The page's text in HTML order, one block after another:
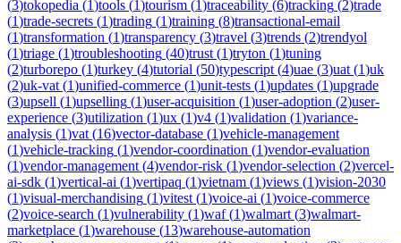
(3)tokopedia (1)tools (1)tourism (1)traceability (6)tracking (2)trade
(1)trade-secrets (1)trading (1)training (8)transactional-email
(1)transformation (1)transparency (3)travel (3)trends (2)trendyol
(1)triage (1)troubleshooting (40)trust (1)tryton (1)tuning
(2)turborepo (1)turkey (4)tutorial (50)typescript (4)uae (3)uat (1)uk
(2)uk-vat (1)unified-commerce (1)unit-tests (1)updates (1)upgrade
(3)upsell (1)upselling (1)user-acquisition (1)user-adoption (2)user-
experience (3)utilization (1)ux (1)v4 (1)validation (1)variance-
analysis (1)vat (16)vector-database (1)vehicle-management
(1)vehicle-tracking (1)vendor-coordination (1)vendor-evaluation
(1)vendor-management (4)vendor-risk (1)vendor-selection (2)vercel-
ai-sdk (1)vertical-ai (1)vertipaq (1)vietnam (1)views (1)vision-2030
(1)visual-merchandising (1)vitest (1)voice-ai (1)voice-commerce
(2)voice-search (1)vulnerability (1)waf(1)walmart (3)walmart-
marketplace (1)warehouse (13)warehouse-automation